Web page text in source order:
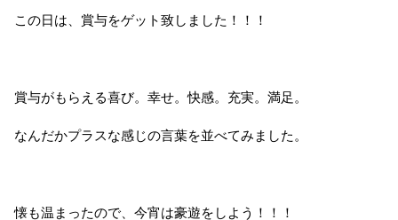
この日は、賞与をゲット致しました！！！
賞与がもらえる喜び。幸せ。快感。充実。満足。
なんだかプラスな感じの言葉を並べてみました。
懐も温まったので、今宵は豪遊をしよう！！！